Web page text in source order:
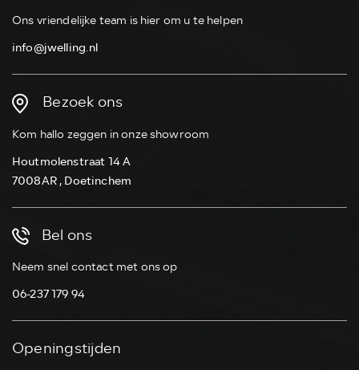
Ons vriendelijke team is hier om u te helpen
info@jwelling.nl
Bezoek ons
Kom hallo zeggen in onze showroom
Houtmolenstraat 14 A
7008AR , Doetinchem
Bel ons
Neem snel contact met ons op
06-237 179 94
Openingstijden